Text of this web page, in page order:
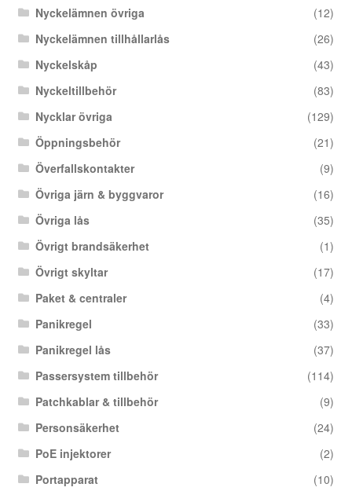
Nyckelämnen övriga
(12)
Nyckelämnen tillhållarlås
(26)
Nyckelskåp
(43)
Nyckeltillbehör
(83)
Nycklar övriga
(129)
Öppningsbehör
(21)
Överfallskontakter
(9)
Övriga järn & byggvaror
(16)
Övriga lås
(35)
Övrigt brandsäkerhet
(1)
Övrigt skyltar
(17)
Paket & centraler
(4)
Panikregel
(33)
Panikregel lås
(37)
Passersystem tillbehör
(114)
Patchkablar & tillbehör
(9)
Personsäkerhet
(24)
PoE injektorer
(2)
Portapparat
(10)